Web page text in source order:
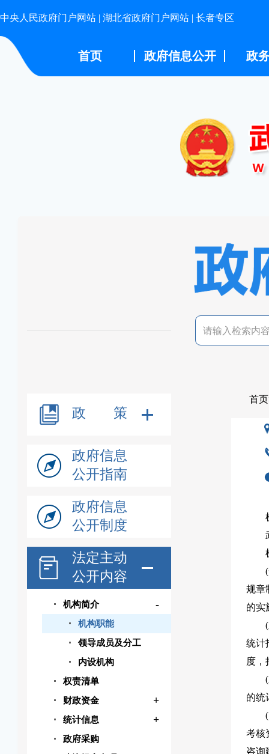
中央人民政府门户网站 | 湖北省政府门户网站 | 长者专区
首页 政府信息公开 政
政 策
政府信息
公开指南
政府信息
公开制度
法定主动
公开内容
机构简介 -
机构职能
领导成员及分工
内设机构
权责清单
财政资金
+
统计信息 +
政府采购
首页
规章
的实
统计
度，
的统
考核
咨询